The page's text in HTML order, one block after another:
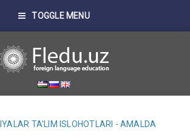
TOGGLE MENU
TA'LIM ISLOHOTLARI - AMALDA